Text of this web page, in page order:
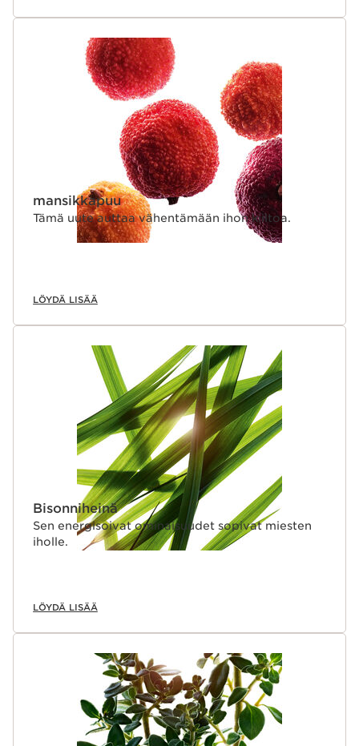
mansikkapuu
Tämä uute auttaa vähentämään ihon kiiltoa.
LÖYDÄ LISÄÄ
Bisonniheinä
Sen energisoivat ominaisuudet sopivat miesten
iholle.
LÖYDÄ LISÄÄ